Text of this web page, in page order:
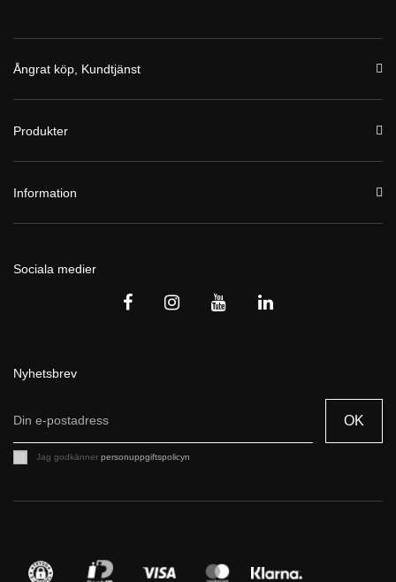
Ångrat köp, Kundtjänst
Produkter
Information
Sociala medier
Nyhetsbrev
OK
Jag godkänner personuppgiftspolicyn